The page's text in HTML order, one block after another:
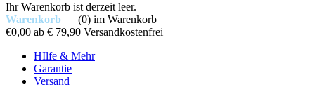
Ihr Warenkorb ist derzeit leer.
Warenkorb
(0) im Warenkorb
€0,00 ab € 79,90 Versandkostenfrei
HIlfe & Mehr
Garantie
Versand